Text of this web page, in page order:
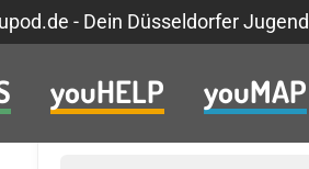
- Dein Düsseldorfer
youHELP youMAP